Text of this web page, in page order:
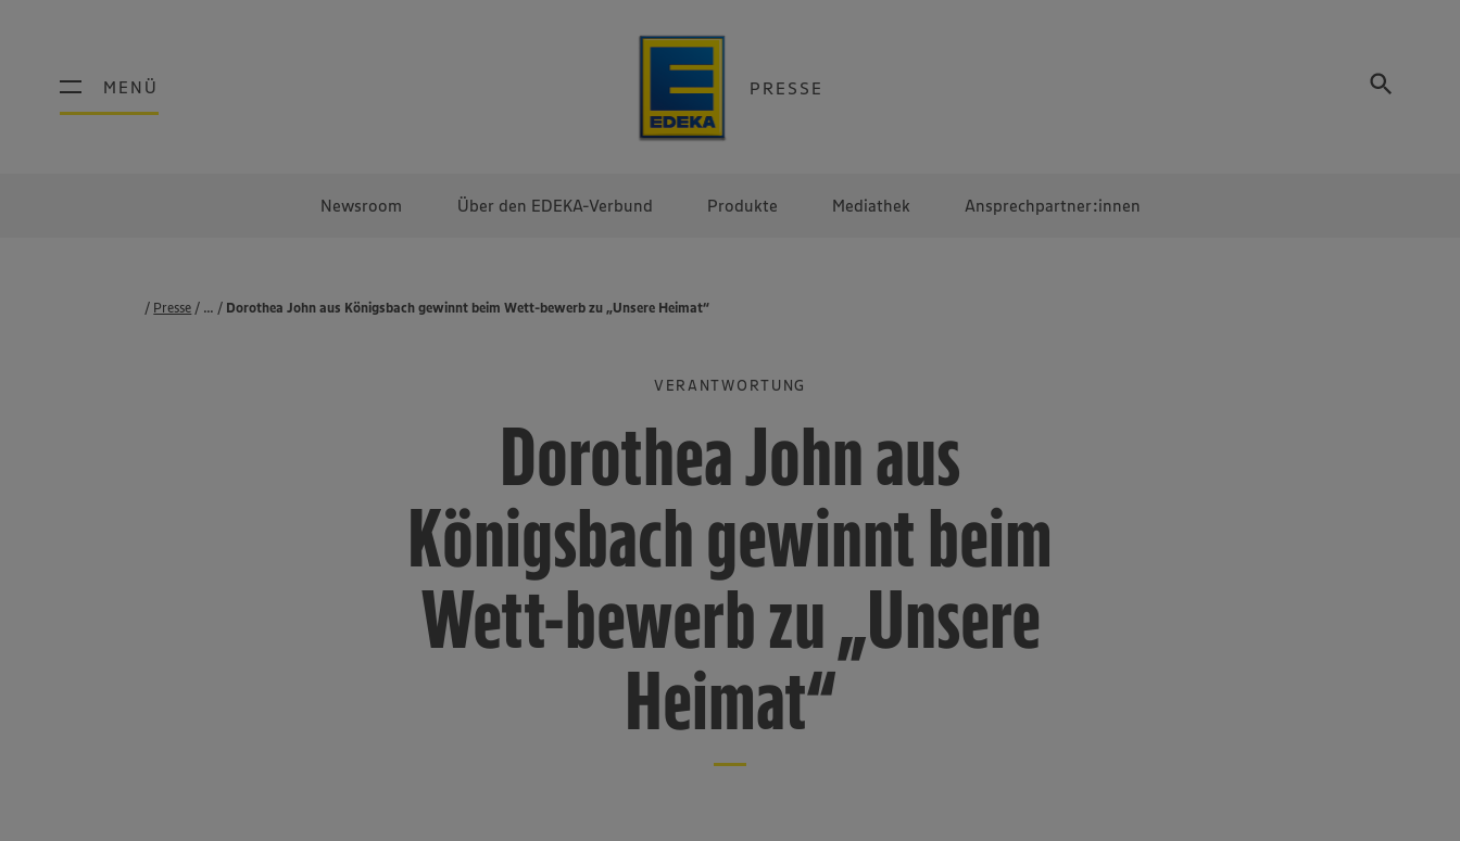
MENÜ PRESSE
MENÜ
Newsroom Über den EDEKA-Verbund Produkte Mediathek Ansprechpartner:innen
Presse Pressemeldungen
Dorothea John aus Königsbach gewinnt beim Wett-bewerb zu „Unsere Heimat“
...
VERANTWORTUNG
Dorothea John aus
Königsbach gewinnt beim
Wett-bewerb zu „Unsere
Heimat“